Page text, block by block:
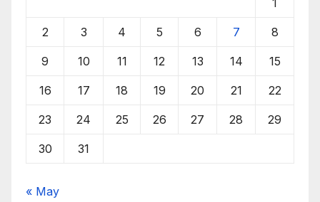
1
2 3 4 5 6 7 8
9 10 11 12 13 14 15
16 17 18 19 20 21 22
23 24 25 26 27 28 29
30 31
« May